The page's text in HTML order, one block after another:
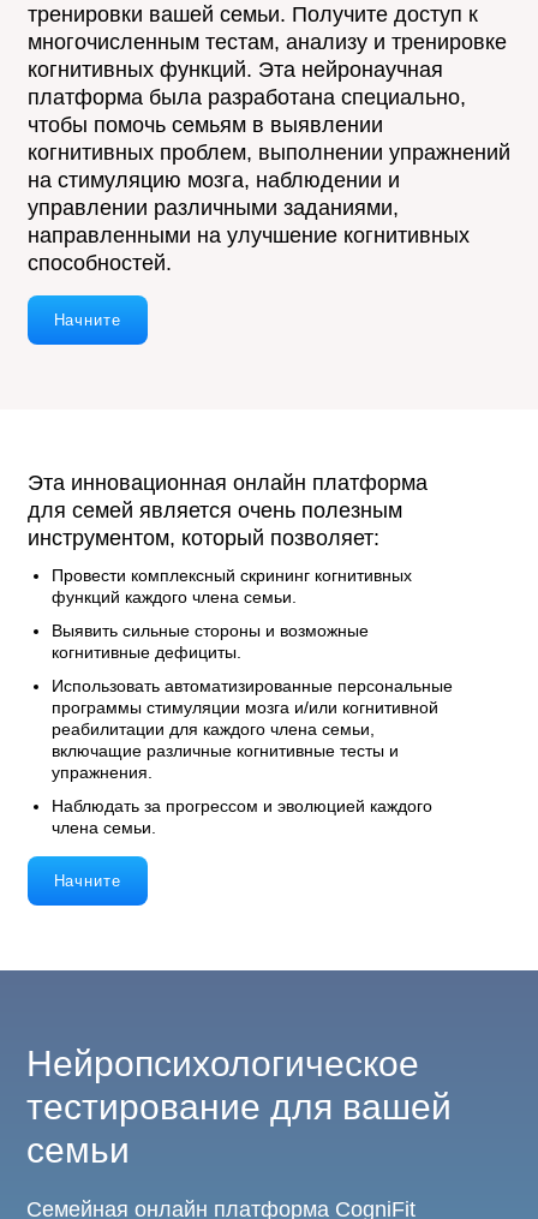
тренировки вашей семьи. Получите доступ к
многочисленным тестам, анализу и тренировке
когнитивных функций. Эта нейронаучная
платформа была разработана специально,
чтобы помочь семьям в выявлении
когнитивных проблем, выполнении упражнений
на стимуляцию мозга, наблюдении и
управлении различными заданиями,
направленными на улучшение когнитивных
способностей.
Начните
Эта инновационная онлайн платформа
для семей является очень полезным
инструментом, который позволяет:
Провести комплексный скрининг когнитивных
функций каждого члена семьи.
Выявить сильные стороны и возможные
когнитивные дефициты.
Использовать автоматизированные персональные
программы стимуляции мозга и/или когнитивной
реабилитации для каждого члена семьи,
включащие различные когнитивные тесты и
упражнения.
Наблюдать за прогрессом и эволюцией каждого
члена семьи.
Начните
Нейропсихологическое
тестирование для вашей
семьи
Семейная онлайн платформа CogniFit